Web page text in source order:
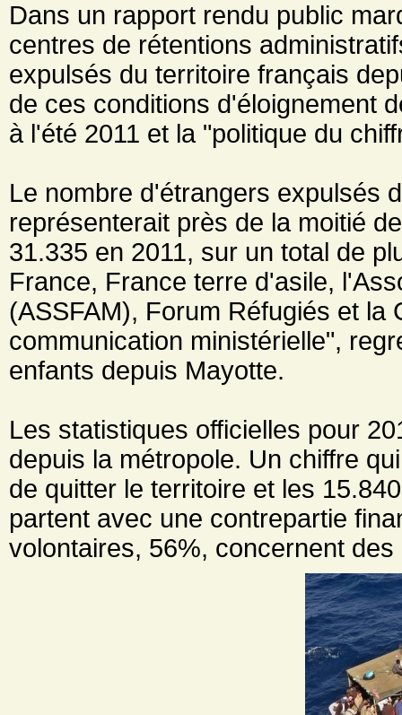
Dans un rapport rendu public
centres de rétentions
expulsés du territoire français
de ces conditions d'éloignement
à l'été 2011 et la "politique du
Le nombre d'étrangers expulsés
représenterait près de la moitié
31.335 en 2011, sur un total de
France, France terre d'asile,
(ASSFAM), Forum Réfugiés et la
communication ministérielle",
enfants depuis Mayotte.
Les statistiques officielles pour
depuis la métropole. Un chiffre
de quitter le territoire et les
partent avec une contrepartie
volontaires, 56%, concernent